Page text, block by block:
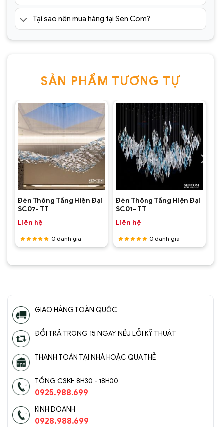
Tại sao nên mua hàng tại Sen Com?
SẢN PHẨM TƯƠNG TỰ
Đèn Thông Tầng Hiện Đại
SC07- TT
Liên hệ
Được
55 sao
0 đánh giá
Đèn Thông Tầng Hiện Đại
SC01- TT
Liên hệ
Được
55 sao
0 đánh giá
GIAO HÀNG TOÀN QUỐC
ĐỔI TRẢ TRONG 15 NGÀY NẾU LỖI KỸ THUẬT
THANH TOÁN TẠI NHÀ HOẶC QUA THẺ
TỔNG CSKH 8H30 - 18H00
0925.988.699
KINH DOANH
0928.988.699